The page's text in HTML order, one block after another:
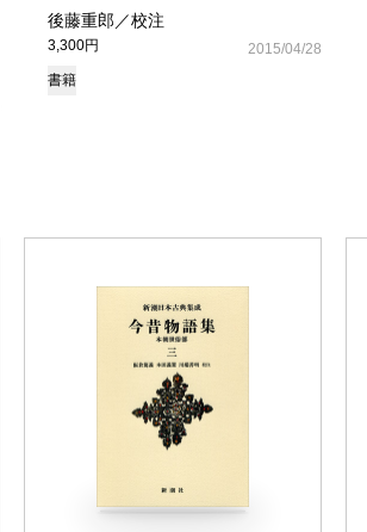
後藤重郎／校注
3,300円
2015/04/28
書籍